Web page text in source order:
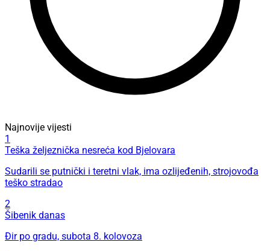
Najnovije vijesti
1
Teška željeznička nesreća kod Bjelovara
Sudarili se putnički i teretni vlak, ima ozlijeđenih, strojovođa
teško stradao
2
Šibenik danas
Đir po gradu, subota 8. kolovoza